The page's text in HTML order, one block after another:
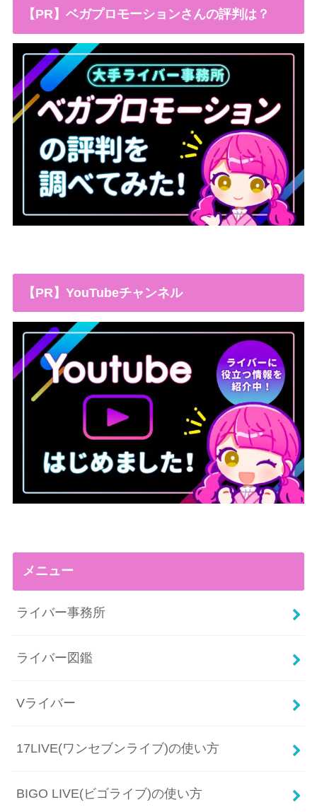
【PR】ベガプロモーションさんの評判は？
【PR】YouTubeチャンネル
メニュー
ライバー事務所
ライバー図鑑
Vライバー
17LIVE(ワンセブンライブ)の使い方
BIGO LIVE(ビゴライブ)の使い方